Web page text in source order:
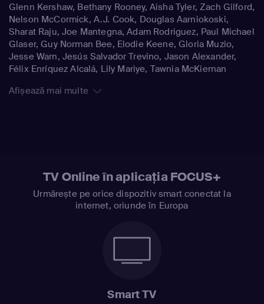
Glenn Kershaw, Bethany Rooney, Aisha Tyler, Zach Gilford,
Nelson McCormick, A.J. Cook, Douglas Aarniokoski,
Sharat Raju, Joe Mantegna, Adam Rodriguez, Paul Michael
Glaser, Guy Norman Bee, Elodie Keene, Gloria Muzio,
Jesse Warn, Jesús Salvador Trevino, Jason Alexander,
Félix Enríquez Alcalá, Lily Mariye, Tawnia McKiernan
Afișează mai multe
TV Online în aplicația FOCUS+
Urmărește pe orice dispozitiv smart conectat la
internet, oriunde în Europa
Smart TV